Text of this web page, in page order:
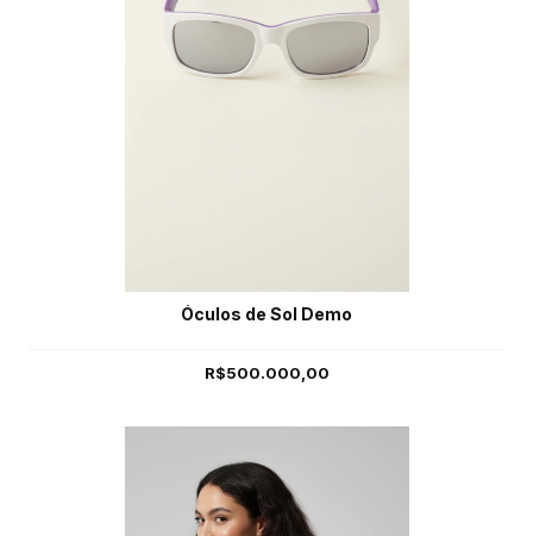
Óculos de Sol Demo
R$500.000,00